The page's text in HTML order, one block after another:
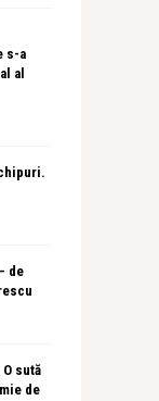
s-a
al
de
sută
de